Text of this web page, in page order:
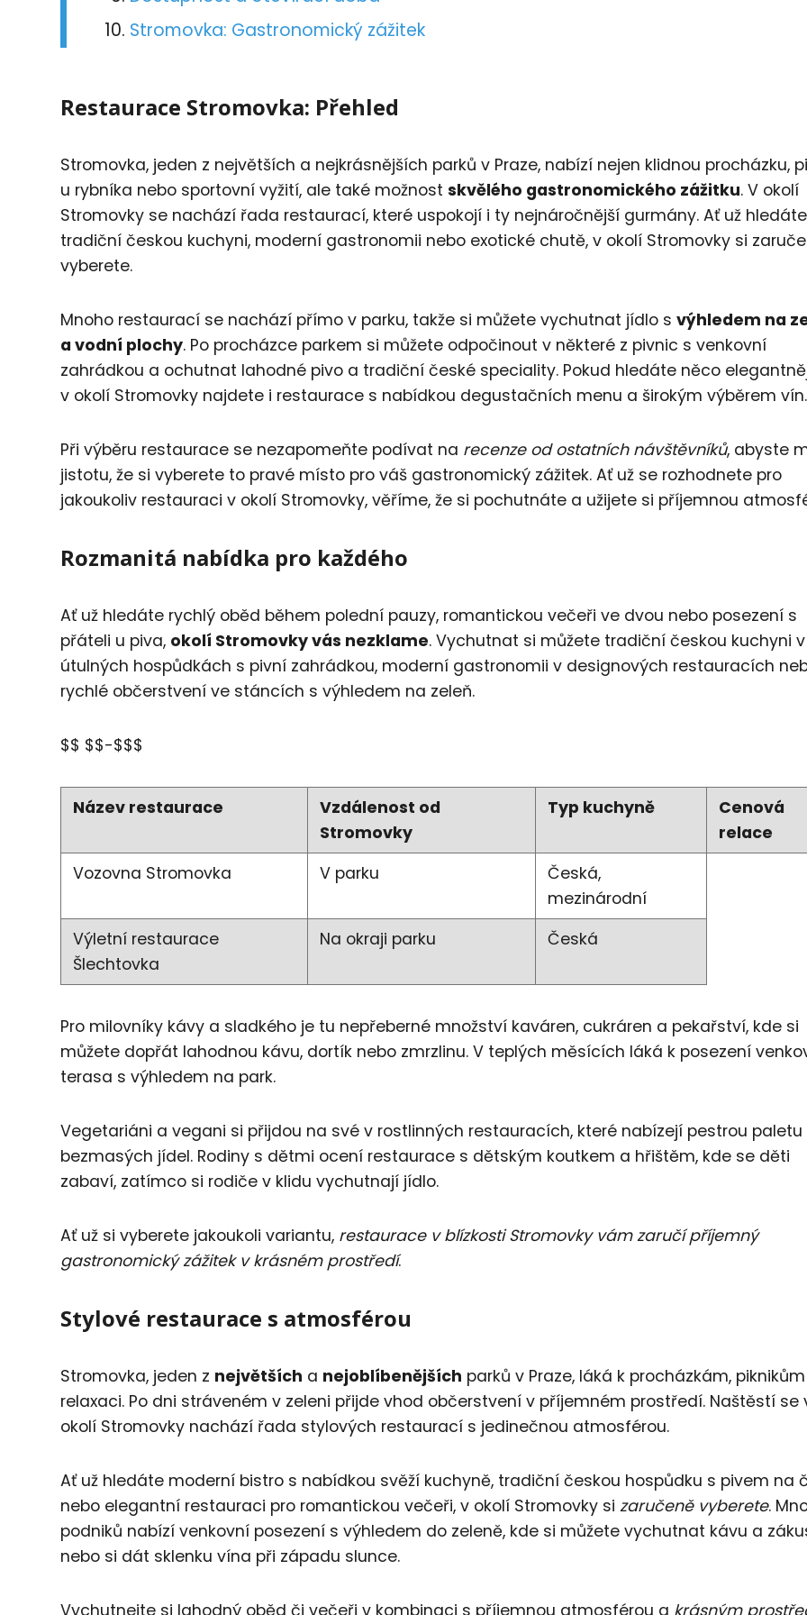
Stromovka: Gastronomický zážitek
Restaurace Stromovka: Přehled
Stromovka, jeden z největších a nejkrásnějších parků v Praze, nabízí nejen klidnou procházku,
u rybníka nebo sportovní vyžití, ale také možnost skvělého gastronomického zážitku. V okolí
Stromovky se nachází řada restaurací, které uspokojí i ty nejnáročnější gurmány. Ať už hledáte
tradiční českou kuchyni, moderní gastronomii nebo exotické chutě, v okolí Stromovky si
vyberete.
Mnoho restaurací se nachází přímo v parku, takže si můžete vychutnat jídlo s výhledem na
a vodní plochy. Po procházce parkem si můžete odpočinout v některé z pivnic s venkovní
zahrádkou a ochutnat lahodné pivo a tradiční české speciality. Pokud hledáte něco
v okolí Stromovky najdete i restaurace s nabídkou degustačních menu a širokým výběrem vín.
Při výběru restaurace se nezapomeňte podívat na recenze od ostatních návštěvníků, abyste
jistotu, že si vyberete to pravé místo pro váš gastronomický zážitek. Ať už se rozhodnete pro
jakoukoliv restauraci v okolí Stromovky, věříme, že si pochutnáte a užijete si příjemnou
Rozmanitá nabídka pro každého
Ať už hledáte rychlý oběd během polední pauzy, romantickou večeři ve dvou nebo posezení s
přáteli u piva, okolí Stromovky vás nezklame. Vychutnat si můžete tradiční českou kuchyni v
útulných hospůdkách s pivní zahrádkou, moderní gastronomii v designových restauracích
rychlé občerstvení ve stáncích s výhledem na zeleň.
$$ $$-$$$
Název restaurace
Vzdálenost od
Stromovky
Typ kuchyně
Cenová
relace
Vozovna Stromovka
V parku
Česká,
mezinárodní
Výletní restaurace
Šlechtovka
Na okraji parku Česká
Pro milovníky kávy a sladkého je tu nepřeberné množství kaváren, cukráren a pekařství, kde si
můžete dopřát lahodnou kávu, dortík nebo zmrzlinu. V teplých měsících láká k posezení
terasa s výhledem na park.
Vegetariáni a vegani si přijdou na své v rostlinných restauracích, které nabízejí pestrou paletu
bezmasých jídel. Rodiny s dětmi ocení restaurace s dětským koutkem a hřištěm, kde se děti
zabaví, zatímco si rodiče v klidu vychutnají jídlo.
Ať už si vyberete jakoukoli variantu, restaurace v blízkosti Stromovky vám zaručí příjemný
gastronomický zážitek v krásném prostředí.
Stylové restaurace s atmosférou
Stromovka, jeden z největších a nejoblíbenějších parků v Praze, láká k procházkám,
relaxaci. Po dni stráveném v zeleni přijde vhod občerstvení v příjemném prostředí. Naštěstí se
okolí Stromovky nachází řada stylových restaurací s jedinečnou atmosférou.
Ať už hledáte moderní bistro s nabídkou svěží kuchyně, tradiční českou hospůdku s pivem na
nebo elegantní restauraci pro romantickou večeři, v okolí Stromovky si zaručeně vyberete.
podniků nabízí venkovní posezení s výhledem do zeleně, kde si můžete vychutnat kávu a
nebo si dát sklenku vína při západu slunce.
Vychutnejte si lahodný oběd či večeři v kombinaci s příjemnou atmosférou a krásným